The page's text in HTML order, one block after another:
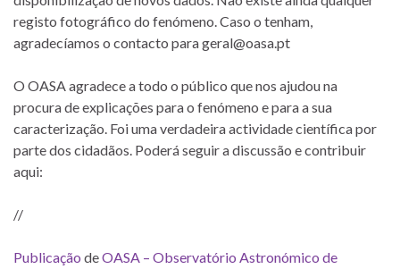
registo fotográfico do fenómeno. Caso o tenham,
agradecíamos o contacto parageral@oasa.pt
O OASA agradece a todo o público que nos ajudou na
procura de explicações para o fenómeno e para a sua
caracterização. Foi uma verdadeira actividade científica por
parte dos cidadãos. Poderá seguir a discussão e contribuir
aqui:
//
Publicação deOASA – Observatório Astronómico de